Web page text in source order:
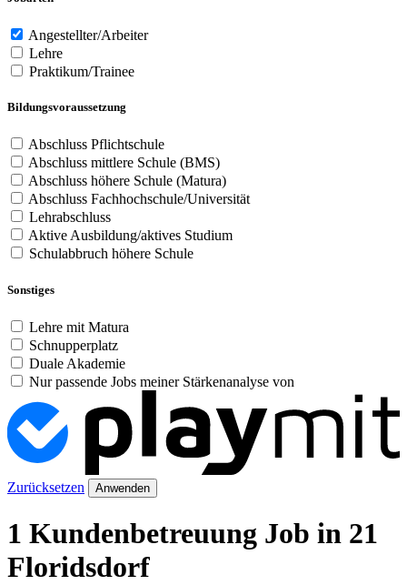
Angestellter/Arbeiter
Lehre
Praktikum/Trainee
Bildungsvoraussetzung
Abschluss Pflichtschule
Abschluss mittlere Schule (BMS)
Abschluss höhere Schule (Matura)
Abschluss Fachhochschule/Universität
Lehrabschluss
Aktive Ausbildung/aktives Studium
Schulabbruch höhere Schule
Sonstiges
Lehre mit Matura
Schnupperplatz
Duale Akademie
Nur passende Jobs meiner Stärkenanalyse von
Zurücksetzen Anwenden
1 Kundenbetreuung Job in 21
Floridsdorf